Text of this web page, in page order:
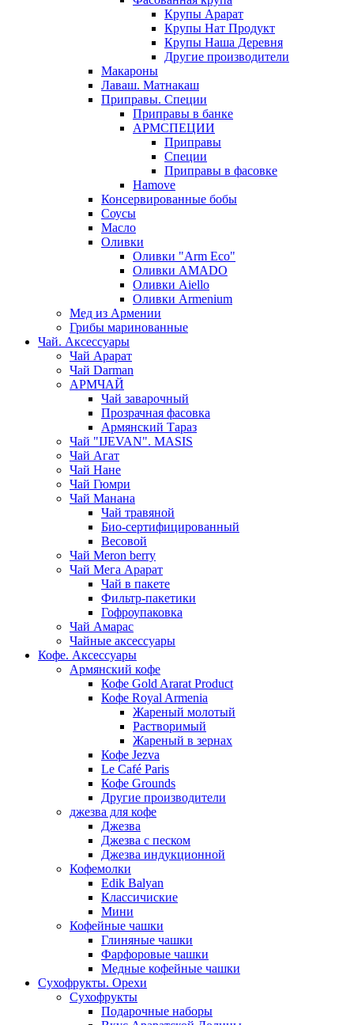
Крупы Арарат
Крупы Нат Продукт
Крупы Наша Деревня
Другие производители
Макароны
Лаваш. Матнакаш
Приправы. Специи
Приправы в банке
АРМСПЕЦИИ
Приправы
Специи
Приправы в фасовке
Hamove
Консервированные бобы
Соусы
Масло
Оливки
Оливки "Arm Eco"
Оливки AMADO
Оливки Aiello
Оливки Armenium
Мед из Армении
Грибы маринованные
Чай. Аксессуары
Чай Арарат
Чай Darman
АРМЧАЙ
Чай заварочный
Прозрачная фасовка
Армянский Тараз
Чай "IJEVAN". MASIS
Чай Агат
Чай Нане
Чай Гюмри
Чай Манана
Чай травяной
Био-сертифицированный
Весовой
Чай Meron berry
Чай Мега Арарат
Чай в пакете
Фильтр-пакетики
Гофроупаковка
Чай Амарас
Чайные аксессуары
Кофе. Аксессуары
Армянский кофе
Кофе Gold Ararat Product
Кофе Royal Armenia
Жареный молотый
Растворимый
Жареный в зернах
Кофе Jezva
Le Café Paris
Кофе Grounds
Другие производители
джезва для кофе
Джезва
Джезва с песком
Джезва индукционной
Кофемолки
Edik Balyan
Классичиские
Мини
Кофейные чашки
Глиняные чашки
Фарфоровые чашки
Медные кофейные чашки
Сухофрукты. Орехи
Сухофрукты
Подарочные наборы